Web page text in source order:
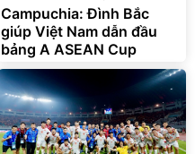
Đã bán nhiều
Campuchia: Đình Bắc
giúp Việt Nam dẫn đầu
bảng A ASEAN Cup